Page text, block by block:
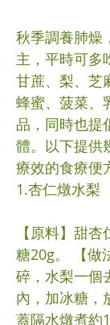
秋季調養肺燥
主，平時可多
甘蔗、梨、芝
蜂蜜、菠菜、
品，同時也提
體。以下提供
療效的食療便
1.杏仁燉水梨
【原料】甜
糖20g。 【做
碎，水梨一個
內，加冰糖，
蓋隔水燉煮約